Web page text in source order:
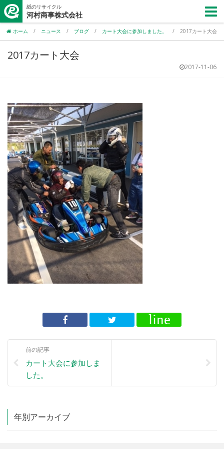
紙のリサイクル
河村商事株式会社
ホーム / ニュース / ブログ / カート大会に参加しました。 / 2017カート大会
2017カート大会
2017-11-06
前の記事
カート大会に参加しま
した。
年別アーカイブ